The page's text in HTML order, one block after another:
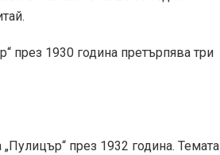
през 1930 година претърпява три
през 1932 година. Темата